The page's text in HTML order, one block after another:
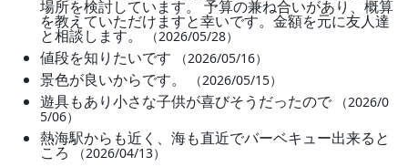
場所を検討しています。 予算の兼ね合いがあり、概算
を教えていただけますと幸いです。金額を元に友人達
と相談します。 （2026/05/28）
値段を知りたいです （2026/05/16）
景色が良いからです。 （2026/05/15）
遊具もあり小さな子供が喜びそうだったので
（2026/0
5/06）
熱海駅からも近く、海も直近でバーベキュー出来ると
ころ （2026/04/13）